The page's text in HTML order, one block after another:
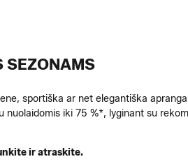
SEZONAMS
sportiška ar net elegantiška
iki 75 %*, lyginant su
ir atraskite.